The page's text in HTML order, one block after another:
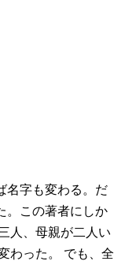
名字も変わる。だ
。この著者にしか
人、母親が二人い
わった。 でも、全